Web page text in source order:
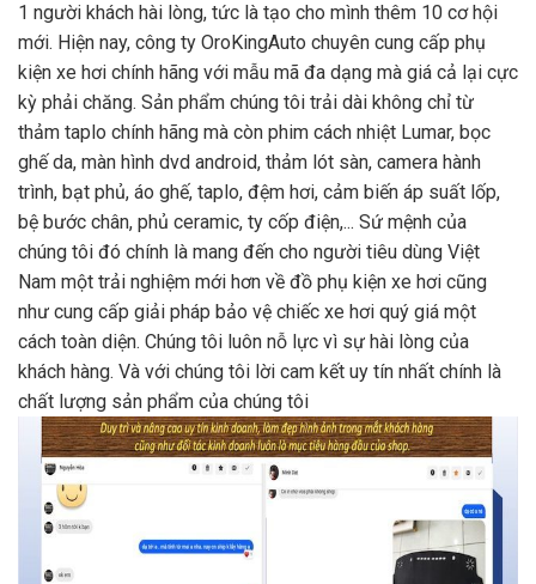
1 người khách hài lòng, tức là tạo cho mình thêm 10 cơ hội
mới. Hiện nay, công ty OroKingAuto chuyên cung cấp phụ
kiện xe hơi chính hãng với mẫu mã đa dạng mà giá cả lại cực
kỳ phải chăng. Sản phẩm chúng tôi trải dài không chỉ từ
thảm taplo chính hãng mà còn phim cách nhiệt Lumar, bọc
ghế da, màn hình dvd android, thảm lót sàn, camera hành
trình, bạt phủ, áo ghế, taplo, đệm hơi, cảm biến áp suất lốp,
bệ bước chân, phủ ceramic, ty cốp điện,... Sứ mệnh của
chúng tôi đó chính là mang đến cho người tiêu dùng Việt
Nam một trải nghiệm mới hơn về đồ phụ kiện xe hơi cũng
như cung cấp giải pháp bảo vệ chiếc xe hơi quý giá một
cách toàn diện. Chúng tôi luôn nỗ lực vì sự hài lòng của
khách hàng. Và với chúng tôi lời cam kết uy tín nhất chính là
chất lượng sản phẩm của chúng tôi